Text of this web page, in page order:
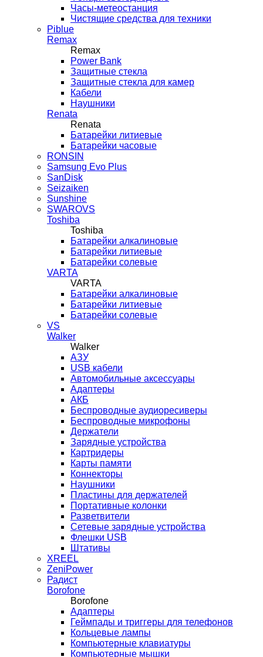
Часы-метеостанция
Чистящие средства для техники
Piblue
Remax
Remax
Power Bank
Защитные стекла
Защитные стекла для камер
Кабели
Наушники
Renata
Renata
Батарейки литиевые
Батарейки часовые
RONSIN
Samsung Evo Plus
SanDisk
Seizaiken
Sunshine
SWAROVS
Toshiba
Toshiba
Батарейки алкалиновые
Батарейки литиевые
Батарейки солевые
VARTA
VARTA
Батарейки алкалиновые
Батарейки литиевые
Батарейки солевые
VS
Walker
Walker
AЗУ
USB кабели
Автомобильные аксессуары
Адаптеры
АКБ
Беспроводные аудиоресиверы
Беспроводные микрофоны
Держатели
Зарядные устройства
Картридеры
Карты памяти
Коннекторы
Наушники
Пластины для держателей
Портативные колонки
Разветвители
Сетевые зарядные устройства
Флешки USB
Штативы
XREEL
ZeniPower
Радист
Borofone
Borofone
Адаптеры
Геймпады и триггеры для телефонов
Кольцевые лампы
Компьютерные клавиатуры
Компьютерные мышки